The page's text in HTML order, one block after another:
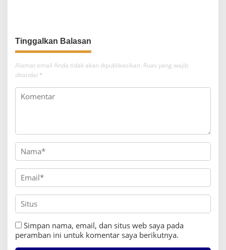
s
i
p
o
s
Alamat email Anda tidak akan dipublikasikan. Ruas yang wajib
ditandai *
Simpan nama, email, dan situs web saya pada
peramban ini untuk komentar saya berikutnya.